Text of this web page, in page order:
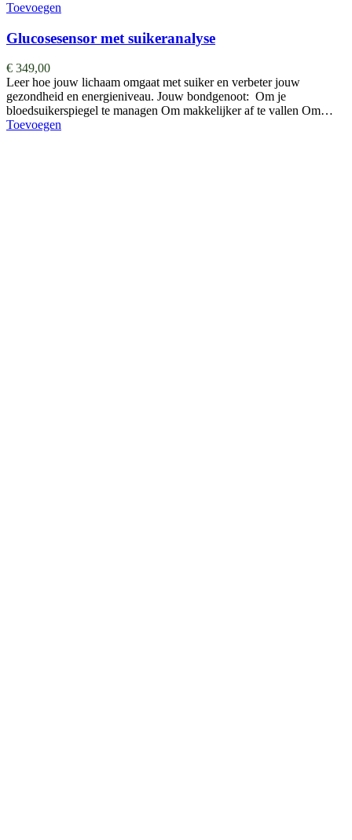
Toevoegen
Glucosesensor met suikeranalyse
€ 349,00
Leer hoe jouw lichaam omgaat met suiker en verbeter jouw
gezondheid en energieniveau. Jouw bondgenoot: Om je
bloedsuikerspiegel te managen Om makkelijker af te vallen Om…
Toevoegen